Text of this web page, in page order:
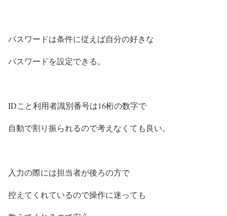
パスワードは条件に従えば自分の好きな
パスワードを設定できる。
IDこと利用者識別番号は16桁の数字で
自動で割り振られるので考えなくても良い。
入力の際には担当者が後ろの方で
控えてくれているので操作に迷っても